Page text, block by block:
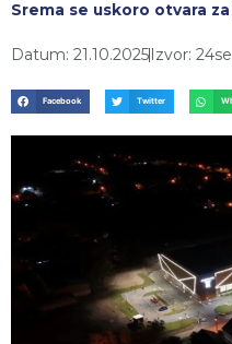
Srema se uskoro otvara
Datum: 21.10.2025Izvor:
Facebook Twitter